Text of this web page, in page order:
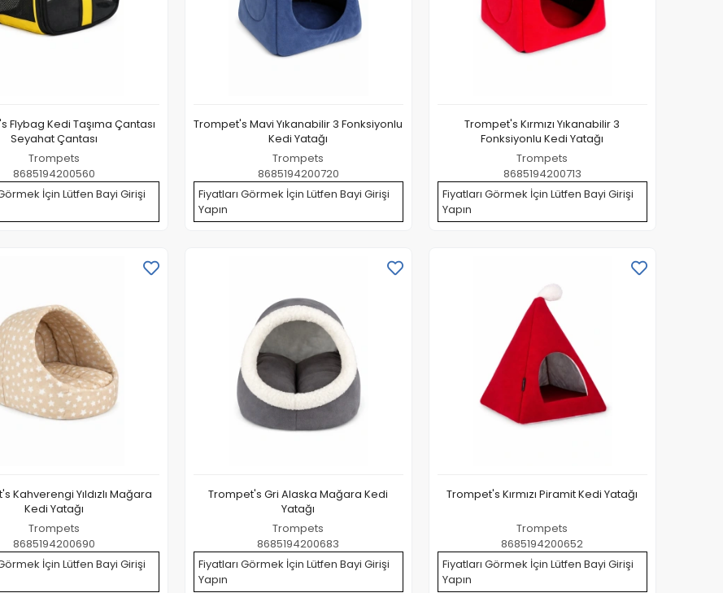
Flybag Kedi Taşıma Çantası
Seyahat Çantası
Trompets
8685194200560
İçin Lütfen Bayi Girişi
Trompet's Mavi Yıkanabilir 3 Fonksiyonlu
Kedi Yatağı
Trompets
8685194200720
Fiyatları Görmek İçin Lütfen Bayi Girişi
Yapın
Trompet's Kırmızı Yıkanabilir 3
Fonksiyonlu Kedi Yatağı
Trompets
8685194200713
Fiyatları Görmek İçin Lütfen Bayi Girişi
Yapın
Kahverengi Yıldızlı Mağara
Kedi Yatağı
Trompets
8685194200690
İçin Lütfen Bayi Girişi
Trompet's Gri Alaska Mağara Kedi
Yatağı
Trompets
8685194200683
Fiyatları Görmek İçin Lütfen Bayi Girişi
Yapın
Trompet's Kırmızı Piramit Kedi Yatağı
Trompets
8685194200652
Fiyatları Görmek İçin Lütfen Bayi Girişi
Yapın